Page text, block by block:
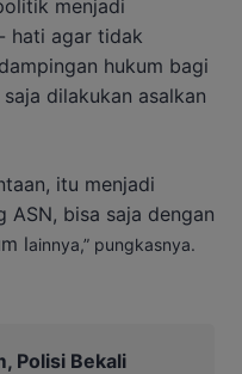
menjadi
hati agar tidak
hukum bagi
dilakukan asalkan
itu menjadi
ASN, bisa saja dengan
lainnya,” pungkasnya.
Polisi Bekali